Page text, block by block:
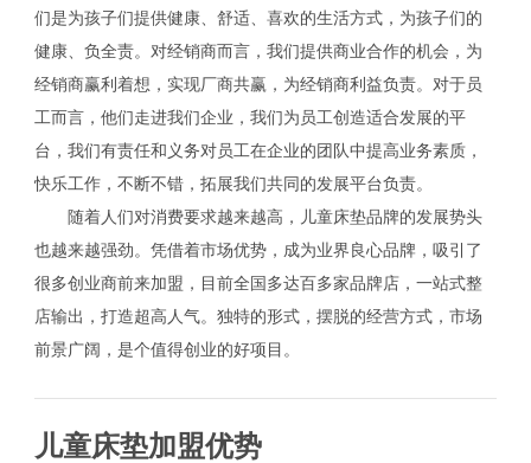
们是为孩子们提供健康、舒适、喜欢的生活方式，为孩子们的
健康、负全责。对经销商而言，我们提供商业合作的机会，为
经销商赢利着想，实现厂商共赢，为经销商利益负责。对于员
工而言，他们走进我们企业，我们为员工创造适合发展的平
台，我们有责任和义务对员工在企业的团队中提高业务素质，
快乐工作，不断不错，拓展我们共同的发展平台负责。
随着人们对消费要求越来越高，儿童床垫品牌的发展势头
也越来越强劲。凭借着市场优势，成为业界良心品牌，吸引了
很多创业商前来加盟，目前全国多达百多家品牌店，一站式整
店输出，打造超高人气。独特的形式，摆脱的经营方式，市场
前景广阔，是个值得创业的好项目。
儿童床垫加盟优势